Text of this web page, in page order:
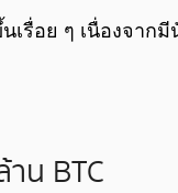
เรื่อย ๆ เนื่องจาก
น BTC